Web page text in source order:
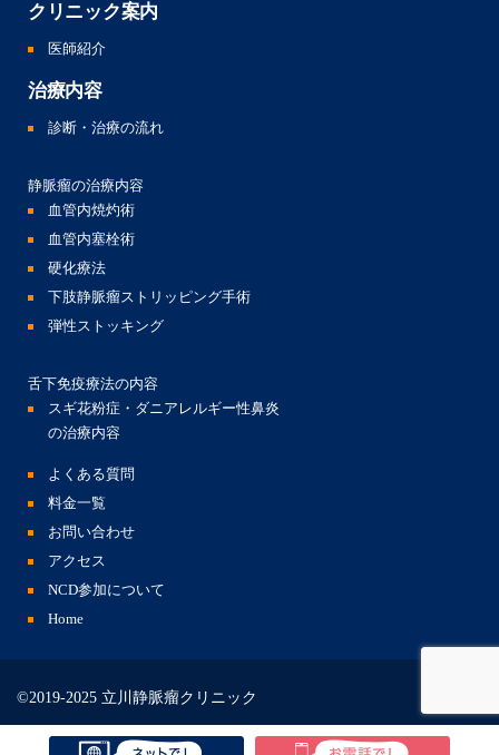
クリニック案内
医師紹介
治療内容
診断・治療の流れ
静脈瘤の治療内容
血管内焼灼術
血管内塞栓術
硬化療法
下肢静脈瘤ストリッピング手術
弾性ストッキング
舌下免疫療法の内容
スギ花粉症・ダニアレルギー性鼻炎
の治療内容
よくある質問
料金一覧
お問い合わせ
アクセス
NCD参加について
Home
©2019-2025 立川静脈瘤クリニック